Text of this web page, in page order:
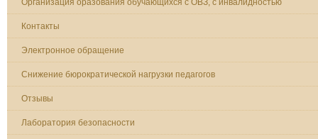
Контакты
Электронное обращение
Снижение бюрократической нагрузки педагогов
Отзывы
Лаборатория безопасности